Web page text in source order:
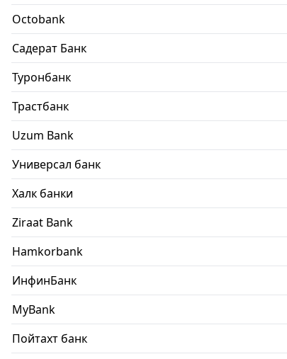
Octobank
Садерат Банк
Туронбанк
Трастбанк
Uzum Bank
Универсал банк
Халк банки
Ziraat Bank
Hamkorbank
ИнфинБанк
MyBank
Пойтахт банк